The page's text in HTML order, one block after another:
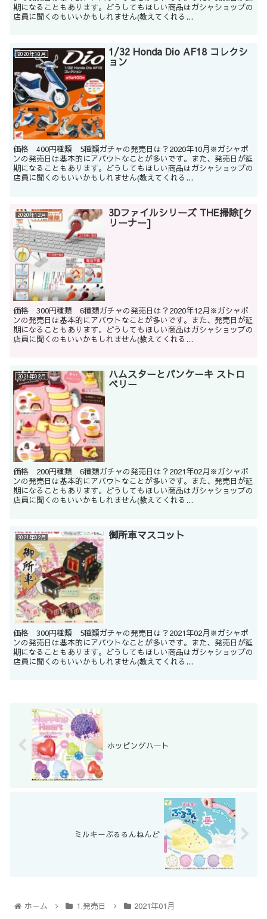
期になることもあります。どうしてもほしい商品はガシャショップの
店員に聞くのもいいかもしれません(教えてくれる...
2020年10月 1/32 Honda Dio AF18 コレクシ
ョン
価格 400円種類 5種類ガチャの発売日は？2020年10月※ガシャポ
ンの発売日は基本的にアバウトなことが多いです。また、発売日が延
期になることもあります。どうしてもほしい商品はガシャショップの
店員に聞くのもいいかもしれません(教えてくれる...
2020年12月 3Dファイルシリーズ THE掃除[ク
リーナー]
価格 300円種類 6種類ガチャの発売日は？2020年12月※ガシャポ
ンの発売日は基本的にアバウトなことが多いです。また、発売日が延
期になることもあります。どうしてもほしい商品はガシャショップの
店員に聞くのもいいかもしれません(教えてくれる...
2021年02月 ハムスターとパンケーキ ストロ
ベリー
価格 200円種類 6種類ガチャの発売日は？2021年02月※ガシャポ
ンの発売日は基本的にアバウトなことが多いです。また、発売日が延
期になることもあります。どうしてもほしい商品はガシャショップの
店員に聞くのもいいかもしれません(教えてくれる...
2021年02月 御所車マスコット
価格 300円種類 5種類ガチャの発売日は？2021年02月※ガシャポ
ンの発売日は基本的にアバウトなことが多いです。また、発売日が延
期になることもあります。どうしてもほしい商品はガシャショップの
店員に聞くのもいいかもしれません(教えてくれる...
ホッピングハート
ミルキーぷるるんねんど
ホーム 1.発売日 2021年01月